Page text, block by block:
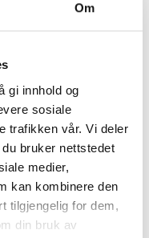
Om
gi innhold og
sosiale
trafikken vår. Vi deler
bruker nettstedet
medier,
kan kombinere den
tilgjengelig for dem,
din bruk av
34
SL3X100